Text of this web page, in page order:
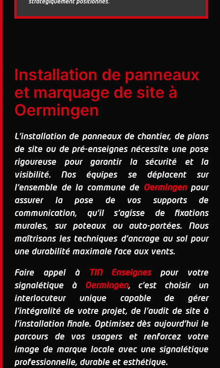
stratégiquement positionnés.
Installation de panneaux
et marquage de site à
Oermingen
L'installation de panneaux de chantier, de plans
de site ou de pré-enseignes nécessite une pose
rigoureuse pour garantir la sécurité et la
visibilité. Nos équipes se déplacent sur
l'ensemble de la commune de Oermingenpour
assurer la pose de vos supports de
communication, qu'il s'agisse de fixations
murales, sur poteaux ou auto-portées. Nous
maîtrisons les techniques d'ancrage au sol pour
une durabilité maximale face aux vents.
Faire appel à TIN Enseignespour votre
signalétique à Oermingen, c'est choisir un
interlocuteur unique capable de gérer
l'intégralité de votre projet, de l'audit de site à
l'installation finale. Optimisez dès aujourd'hui le
parcours de vos usagers et renforcez votre
image de marque locale avec une signalétique
professionnelle, durable et esthétique.